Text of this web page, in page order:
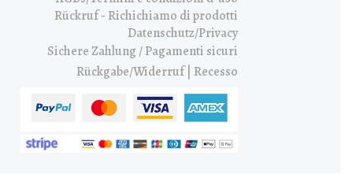
Rückruf - Richichiamo di prodotti
Datenschutz/Privacy
Sichere Zahlung / Pagamenti sicuri
Rückgabe/Widerruf | Recesso